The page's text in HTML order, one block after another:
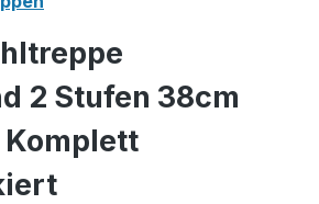
2 Stufen 38cm